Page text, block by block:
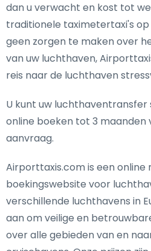
dan u verwacht en kost tot
traditionele taximetertaxi's op
geen zorgen te maken over
van uw luchthaven,
reis naar de luchthaven
U kunt uw luchthaventransfer
online boeken tot 3 maanden
aanvraag.
Airporttaxis.com is een
boekingswebsite voor
verschillende luchthavens in
aan om veilige en
over alle gebieden van en